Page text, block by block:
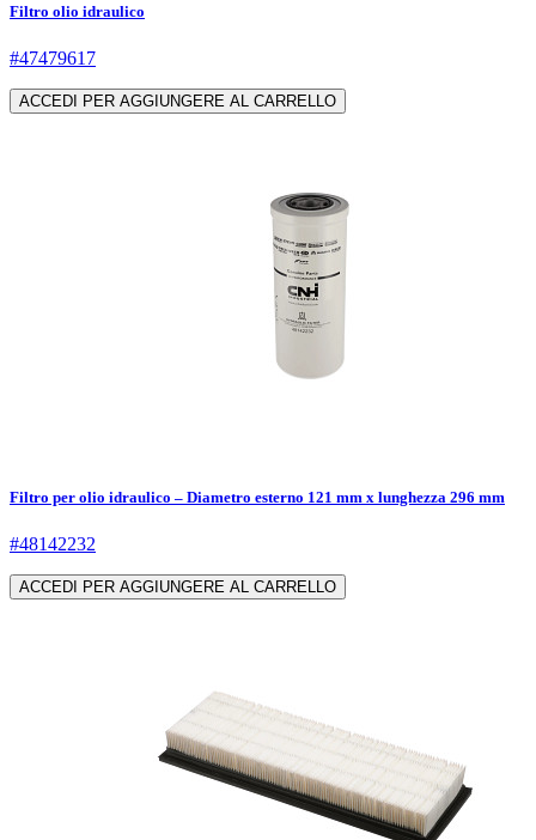
Filtro olio idraulico
#47479617
ACCEDI PER AGGIUNGERE AL CARRELLO
Filtro per olio idraulico – Diametro esterno 121 mm x lunghezza 296 mm
#48142232
ACCEDI PER AGGIUNGERE AL CARRELLO